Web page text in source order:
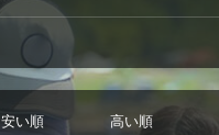
安い順 高い順